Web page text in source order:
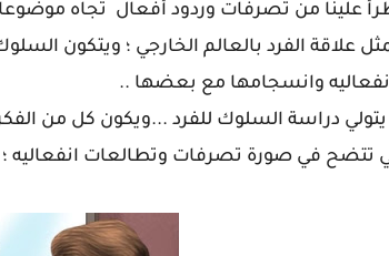
علينا من تصرفات وردود أفعال تجاه
علاقة الفرد بالعالم الخارجي ؛ ويتكون السلوك
وانسجامها مع بعضها ..
دراسة السلوك للفرد ...ويكون كل من
تتضح في صورة تصرفات وتطالعات انفعاليه